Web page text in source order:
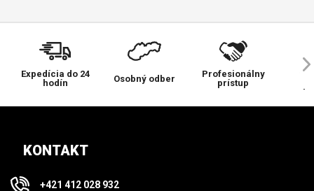
Expedícia do 24
hodín
Osobný odber
Profesionálny
prístup
KONTAKT
+421 412 028 932